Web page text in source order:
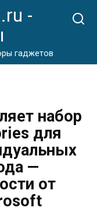
-
гаджетов
набор
для
—
от